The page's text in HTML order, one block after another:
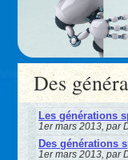
Des
Les générations
1er mars 2013, par
Des générations
1er mars 2013, par